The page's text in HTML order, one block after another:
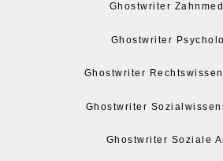
Ghostwriter
Ghostwriter
Ghostwriter
Ghostwriter
Ghostwriter Soziale